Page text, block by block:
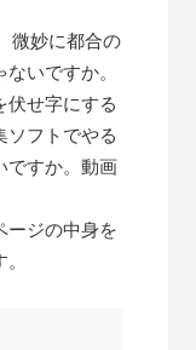
微妙に都合の
いですか。
伏せ字にする
ソフトでやる
ですか。動画
ージの中身を